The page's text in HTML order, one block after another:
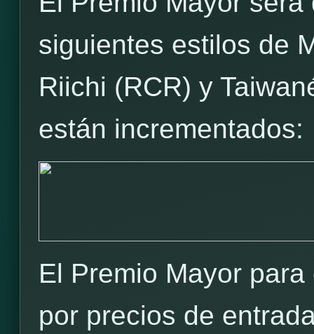
siguientes estilos de
Riichi (RCR) y
están incrementados:
El Premio Mayor
por precios de